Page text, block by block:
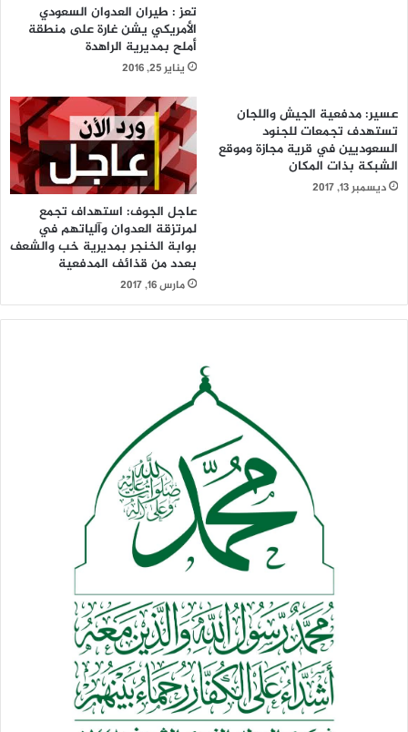
تعز : طيران العدوان السعودي
الأمريكي يشن غارة على منطقة
أملح بمديرية الراهدة
يناير 25, 2016
عسير: مدفعية الجيش واللجان
تستهدف تجمعات للجنود
السعوديين في قرية مجازة وموقع
الشبكة بذات المكان
ديسمبر 13, 2017
عاجل الجوف: استهداف تجمع
لمرتزقة العدوان وآلياتهم في
بوابة الخنجر بمديرية خب والشعف
بعدد من قذائف المدفعية
مارس 16, 2017